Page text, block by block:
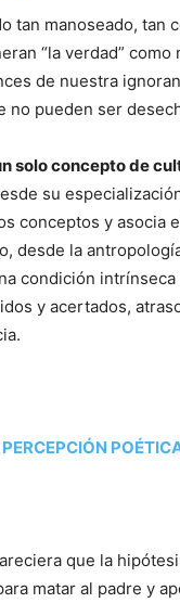
tan manoseado, tan
“la verdad”
de nuestra
no pueden ser
solo concepto de
su
conceptos y asocia
desde la
condición
y acertados,
PERCEPCIÓN
que la
matar al padre y